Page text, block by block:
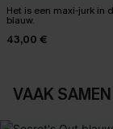
Het is een maxi-jurk in
blauw.
43,00 €
VAAK